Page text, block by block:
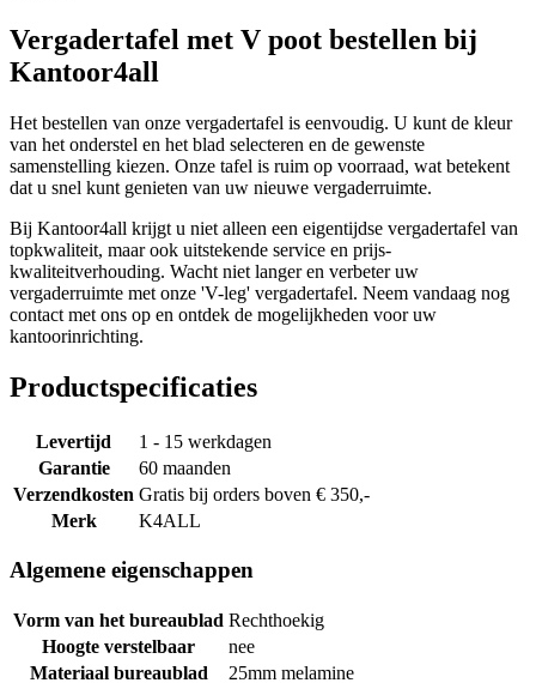
Vergadertafel met V poot bestellen bij
Kantoor4all
Het bestellen van onze vergadertafel is eenvoudig. U kunt de kleur
van het onderstel en het blad selecteren en de gewenste
samenstelling kiezen. Onze tafel is ruim op voorraad, wat betekent
dat u snel kunt genieten van uw nieuwe vergaderruimte.
Bij Kantoor4all krijgt u niet alleen een eigentijdse vergadertafel van
topkwaliteit, maar ook uitstekende service en prijs-
kwaliteitverhouding. Wacht niet langer en verbeter uw
vergaderruimte met onze 'V-leg' vergadertafel. Neem vandaag nog
contact met ons op en ontdek de mogelijkheden voor uw
kantoorinrichting.
Productspecificaties
Levertijd
1 - 15 werkdagen
Garantie
60 maanden
Verzendkosten Gratis bij orders boven € 350,-
Merk
K4ALL
Algemene eigenschappen
Vorm van het bureaublad Rechthoekig
Hoogte verstelbaar
nee
Materiaal bureaublad
25mm melamine